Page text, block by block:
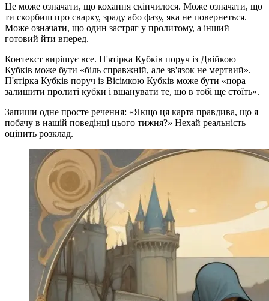
Це може означати, що кохання скінчилося. Може означати, що
ти скорбиш про сварку, зраду або фазу, яка не повернеться.
Може означати, що один застряг у пролитому, а інший
готовий йти вперед.
Контекст вирішує все. П'ятірка Кубків поруч із Двійкою
Кубків може бути «біль справжній, але зв'язок не мертвий».
П'ятірка Кубків поруч із Вісімкою Кубків може бути «пора
залишити пролиті кубки і вшанувати те, що в тобі ще стоїть».
Запиши одне просте речення: «Якщо ця карта правдива, що я
побачу в нашій поведінці цього тижня?» Нехай реальність
оцінить розклад.